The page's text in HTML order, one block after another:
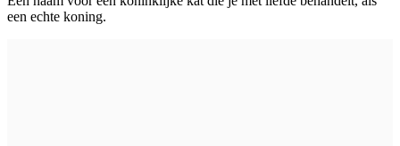
een echte koning.